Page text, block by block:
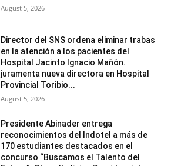
August 5, 2026
Director del SNS ordena eliminar trabas
en la atención a los pacientes del
Hospital Jacinto Ignacio Mañón.
juramenta nueva directora en Hospital
Provincial Toribio...
August 5, 2026
Presidente Abinader entrega
reconocimientos del Indotel a más de
170 estudiantes destacados en el
concurso “Buscamos el Talento del